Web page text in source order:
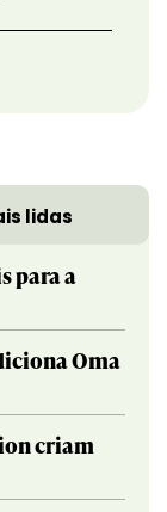
lidas
para a
Oma
criam